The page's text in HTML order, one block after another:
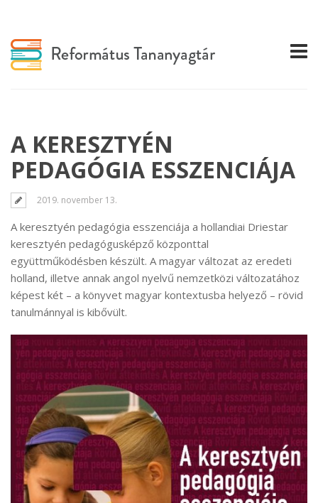
A KERESZTYÉN
PEDAGÓGIA ESSZENCIÁJA
2019. november 13.
A keresztyén pedagógia esszenciája a hollandiai Driestar
keresztyén pedagógusképző központtal
együttműködésben készült. A magyar változat az eredeti
holland, illetve annak angol nyelvű nemzetközi változatához
képest két – a könyvet magyar kontextusba helyező – rövid
tanulmánnyal is kibővült.